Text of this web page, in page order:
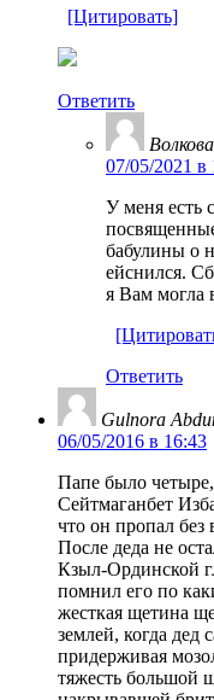
[Цитировать]
Ответить
07/05/2021 в
У меня есть
бабулины о
ейснился.
я Вам могла
Ответить
Gulnora
06/05/2016 в 16:43
Папе было четыре,
Сейтмаганбет
что он пропал без
После деда не
Кзыл-Ординской
помнил его по
жесткая щетина
землей, когда дед
придерживая
тяжесть большой